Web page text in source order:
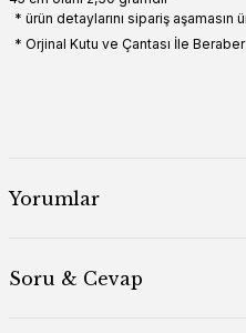
* ürün detaylarını sipariş
* Orjinal Kutu ve Çantası İle
Yorumlar
Soru & Cevap